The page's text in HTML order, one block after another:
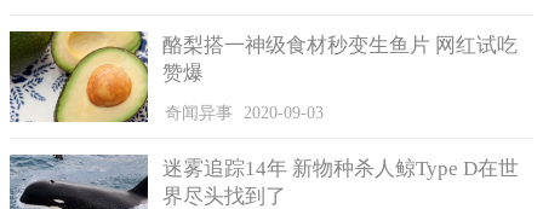
酪梨搭一神级食材秒变生鱼片 网红试吃
赞爆
奇闻异事 2020-09-03
迷雾追踪14年 新物种杀人鲸Type D在世
界尽头找到了